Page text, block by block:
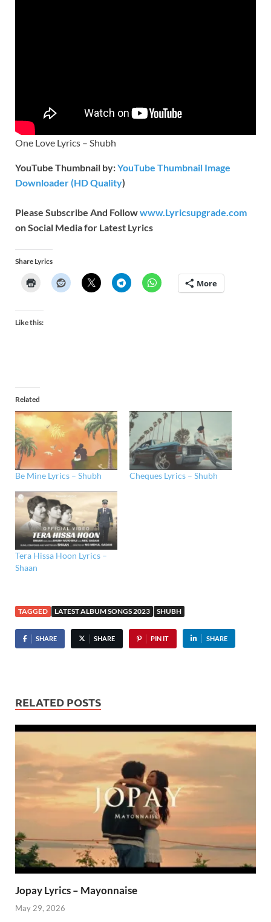
One Love Lyrics – Shubh
YouTube Thumbnail by:YouTube Thumbnail Image
Downloader (HD Quality)
Please Subscribe And Followwww.Lyricsupgrade.com
on Social Media for Latest Lyrics
Share Lyrics
More
Like this:
Related
Be Mine Lyrics – Shubh Cheques Lyrics – Shubh
Tera Hissa Hoon Lyrics –
Shaan
TAGGED LATEST ALBUM SONGS 2023 SHUBH
SHARE SHARE PIN IT SHARE
RELATED POSTS
Jopay Lyrics – Mayonnaise
May 29, 2026